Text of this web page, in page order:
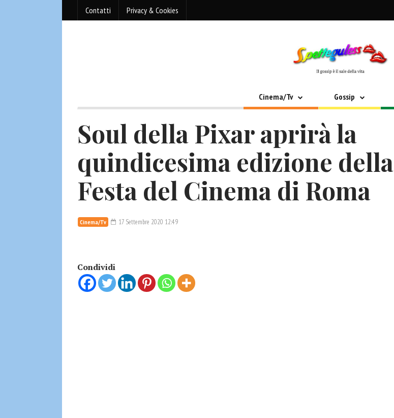
Contatti Privacy & Cookies
Cinema/Tv Gossip
Soul della Pixar aprirà la
quindicesima edizione della
Festa del Cinema di Roma
Cinema/Tv 17 Settembre 2020 12:49
Condividi